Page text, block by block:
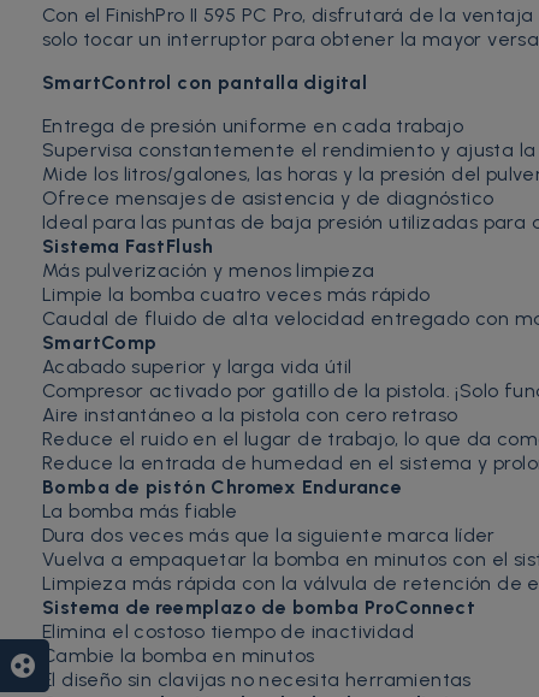
Con el FinishPro II 595 PC Pro, disfrutará de la
solo tocar un interruptor para obtener la mayor
SmartControl con pantalla digital
Entrega de presión uniforme en cada trabajo
Supervisa constantemente el rendimiento y ajusta
Mide los litros/galones, las horas y la presión del
Ofrece mensajes de asistencia y de diagnóstico
Ideal para las puntas de baja presión utilizadas
Sistema FastFlush
Más pulverización y menos limpieza
Limpie la bomba cuatro veces más rápido
Caudal de fluido de alta velocidad entregado con
SmartComp
Acabado superior y larga vida útil
Compresor activado por gatillo de la pistola. ¡Solo
Aire instantáneo a la pistola con cero retraso
Reduce el ruido en el lugar de trabajo, lo que da
Reduce la entrada de humedad en el sistema y
Bomba de pistón Chromex Endurance
La bomba más fiable
Dura dos veces más que la siguiente marca líder
Vuelva a empaquetar la bomba en minutos con el
Limpieza más rápida con la válvula de retención de
Sistema de reemplazo de bomba ProConnect
Elimina el costoso tiempo de inactividad
Cambie la bomba en minutos
El diseño sin clavijas no necesita herramientas
group_work